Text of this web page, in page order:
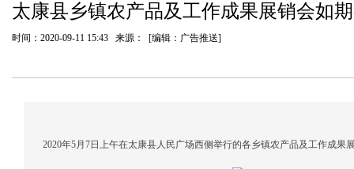
太康县乡镇农产品及工作成果展销会如
时间：2020-09-11 15:43 来源： [编辑：广告推送]
2020年5月7日上午在太康县人民广场西侧举行的各乡镇农产品及工作成果